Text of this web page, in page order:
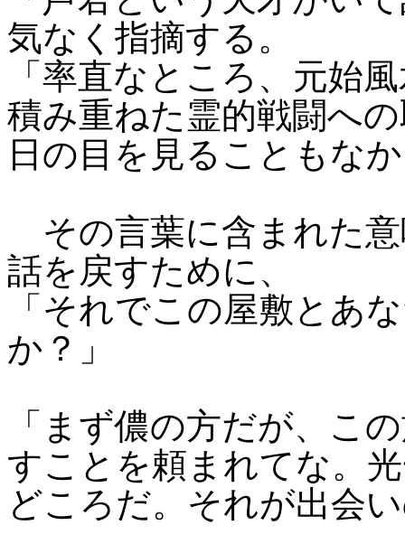
気なく指摘する。
「率直なところ、元始
積み重ねた霊的戦闘へ
日の目を見ることもな
その言葉に含まれた
話を戻すために、
「それでこの屋敷とあ
か？」
「まず儂の方だが、こ
すことを頼まれてな。
どころだ。それが出会